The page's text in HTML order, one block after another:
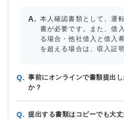
本人確認書類として、運
書が必要です。また、借
る場合・他社借入と借入
を超える場合は、収入証
Q. 事前にオンラインで書類提出
か？
Q. 提出する書類はコピーでも大丈